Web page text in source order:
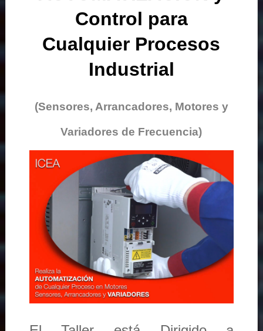
Control para
Cualquier Procesos
Industrial
(Sensores, Arrancadores, Motores y
Variadores de Frecuencia)